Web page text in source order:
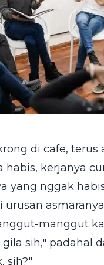
di cafe, terus
kerjanya
yang nggak
manggut
sih," padahal
sih?"